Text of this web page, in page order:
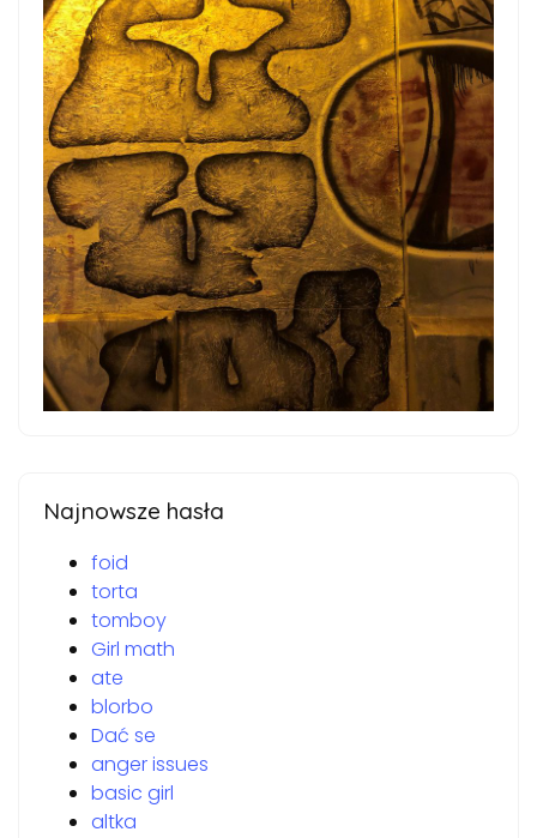
Najnowsze hasła
foid
torta
tomboy
Girl math
ate
blorbo
Dać se
anger issues
basic girl
altka